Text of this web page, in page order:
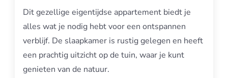
Dit gezellige eigentijdse appartement biedt je
alles wat je nodig hebt voor een ontspannen
verblijf. De slaapkamer is rustig gelegen en heeft
een prachtig uitzicht op de tuin, waar je kunt
genieten van de natuur.